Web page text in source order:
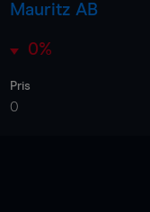
Mauritz AB
0%
Pris
0